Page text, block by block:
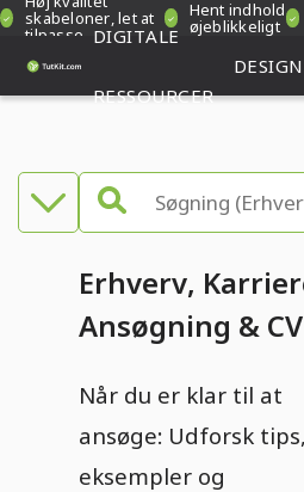
skabeloner, let at
tilpasse
Hent indhold
øjeblikkeligt
DIGITALE
RESSOURCER
Erhverv,
Ansøgning & CV
Når du er klar til at
ansøge: Udforsk tips,
eksempler og